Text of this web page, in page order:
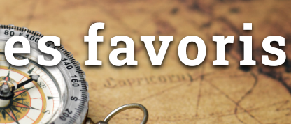
favoris